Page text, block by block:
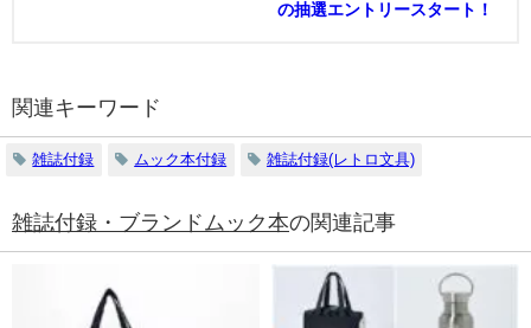
の抽選エントリースタート！
関連キーワード
雑誌付録 ムック本付録 雑誌付録(レトロ文具)
雑誌付録・ブランドムック本の関連記事